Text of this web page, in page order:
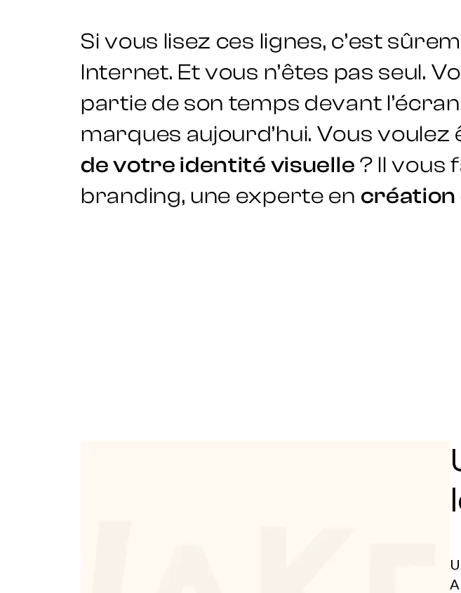
Si vous lisez ces lignes, c’est
Internet. Et vous n’êtes pas seul.
partie de son temps devant
marques aujourd’hui. Vous
de votre identité visuelle ? Il vous
branding, une experte en création